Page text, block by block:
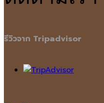
รีวิวจาก Tripadvisor